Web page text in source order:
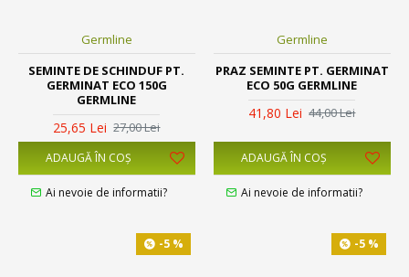
Germline
SEMINTE DE SCHINDUF PT.
GERMINAT ECO 150G
GERMLINE
25,65 Lei 27,00 Lei
ADAUGĂ ÎN COŞ
Ai nevoie de informatii?
Germline
PRAZ SEMINTE PT. GERMINAT
ECO 50G GERMLINE
41,80 Lei 44,00 Lei
ADAUGĂ ÎN COŞ
Ai nevoie de informatii?
-5 % -5 %